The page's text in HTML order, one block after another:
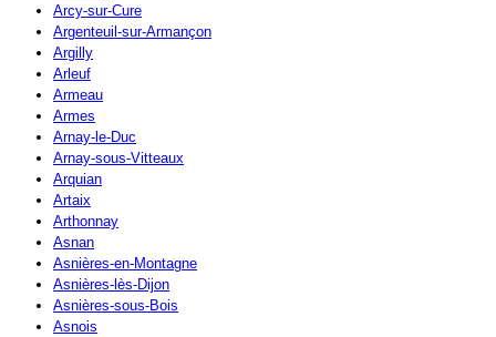
Arcy-sur-Cure
Argenteuil-sur-Armançon
Argilly
Arleuf
Armeau
Armes
Arnay-le-Duc
Arnay-sous-Vitteaux
Arquian
Artaix
Arthonnay
Asnan
Asnières-en-Montagne
Asnières-lès-Dijon
Asnières-sous-Bois
Asnois